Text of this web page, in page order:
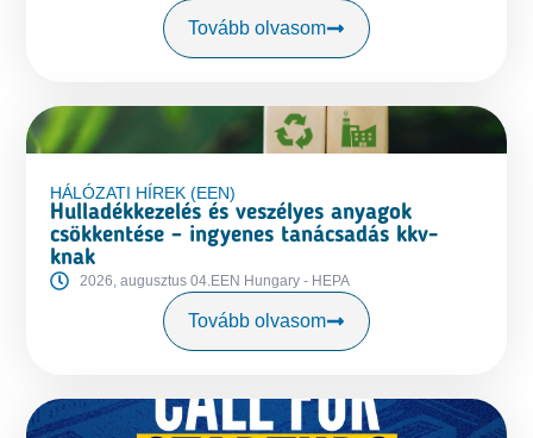
Tovább olvasom
HÁLÓZATI HÍREK (EEN)
Hulladékkezelés és veszélyes anyagok
csökkentése – ingyenes tanácsadás kkv-
knak
2026, augusztus 04.EEN Hungary - HEPA
Tovább olvasom